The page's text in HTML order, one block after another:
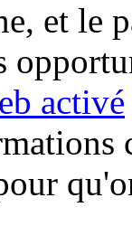
et le
activé